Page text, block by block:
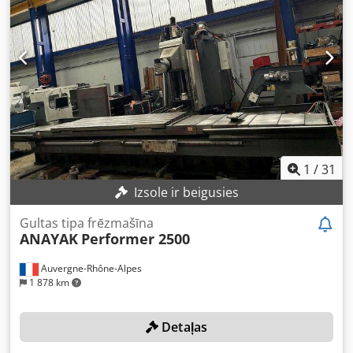
50 Mašīna darbojas, turpmākais stāvoklis nav zināms
Dsdjypxtaepfx Apasck Mašīna joprojām ir pieslēgta
elektrībai Ir pieejams iekštelpu celtnis iekraušanai
1 /31
Izsole ir beigusies
Auvergne-Rhône-Alpes
1 878 km
Gultas tipa frēzmašīna
ANAYAK Performer 2500
Detaļas